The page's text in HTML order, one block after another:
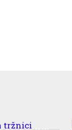
propustiti!